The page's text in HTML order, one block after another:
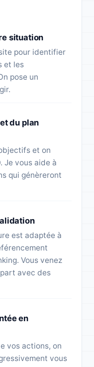
situation
pour identifier
et les
pose un
du plan
et on
Je vous aide à
qui génèreront
est adaptée à
Vous venez
avec des
en
vos actions, on
vous